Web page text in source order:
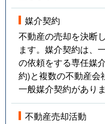
媒介契約
不動産の売却を決断
ます。媒介契約は、
の依頼をする専任媒
約)と複数の不動産会
一般媒介契約がありま
不動産売却活動